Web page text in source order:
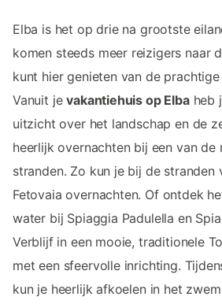
Elba is het op drie na grootste
komen steeds meer reizigers naar
kunt hier genieten van de
Vanuit jevakantiehuis op Elbaheb
uitzicht over het landschap en de
heerlijk overnachten bij een van de
stranden. Zo kun je bij de stranden
Fetovaia overnachten. Of ontdek
water bij Spiaggia Padulella en
Verblijf in een mooie, traditionele
met een sfeervolle inrichting.
kun je heerlijk afkoelen in het